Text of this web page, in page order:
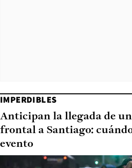
IMPERDIBLES
Anticipan la llegada de
frontal a Santiago:
evento